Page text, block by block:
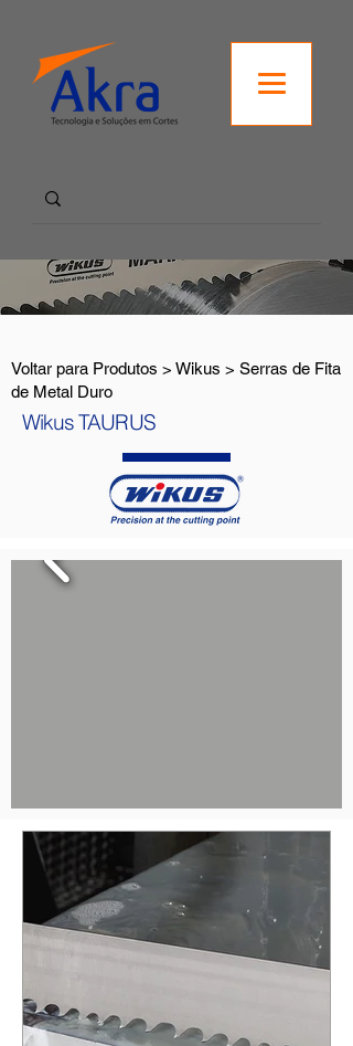
Voltar para Produtos > Wikus > Serras de Fita
de Metal Duro
Wikus TAURUS